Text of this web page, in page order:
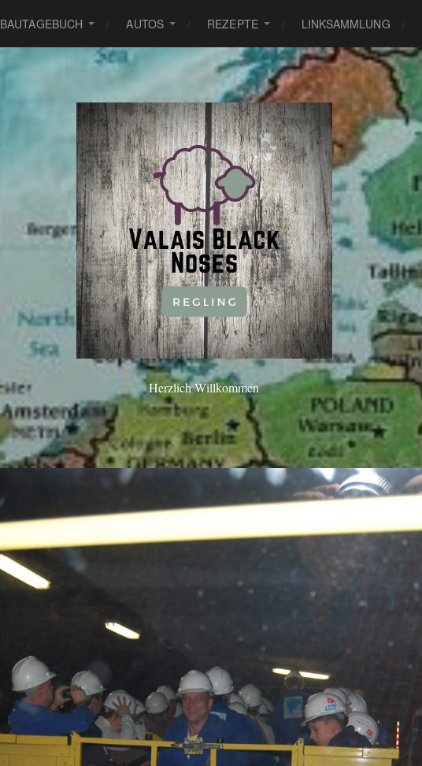
BAUTAGEBUCH AUTOS REZEPTE LINKSAMMLUNG
Herzlich Willkommen